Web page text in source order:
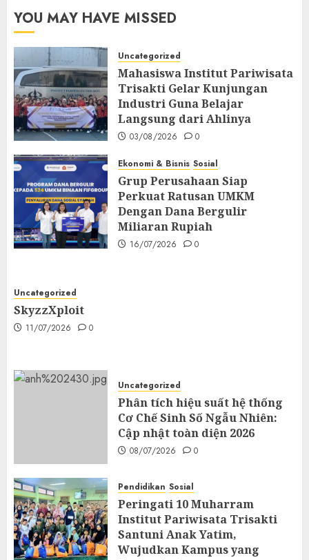
YOU MAY HAVE MISSED
Uncategorized
Mahasiswa Institut Pariwisata
Trisakti Gelar Kunjungan
Industri Guna Belajar
Langsung dari Ahlinya
03/08/2026 0
Ekonomi & Bisnis Sosial
Grup Perusahaan Siap
Perkuat Ratusan UMKM
Dengan Dana Bergulir
Miliaran Rupiah
16/07/2026 0
Uncategorized
SkyzzXploit
11/07/2026 0
Uncategorized
Phân tích hiệu suất hệ thống
Cơ Chế Sinh Số Ngẫu Nhiên:
Cập nhật toàn diện 2026
08/07/2026 0
Pendidikan Sosial
Peringati 10 Muharram
Institut Pariwisata Trisakti
Santuni Anak Yatim,
Wujudkan Kampus yang